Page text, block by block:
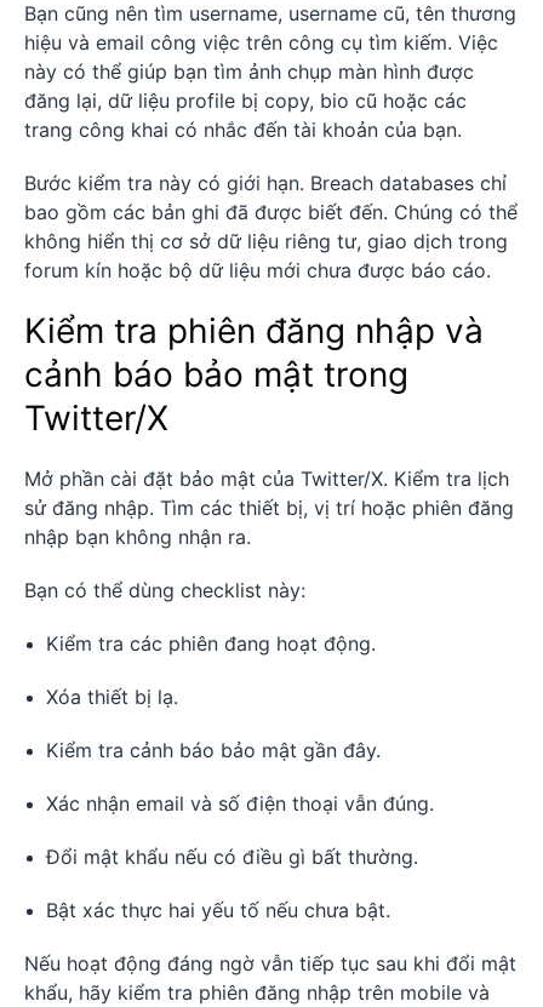
Bạn cũng nên tìm username, username cũ, tên thương
hiệu và email công việc trên công cụ tìm kiếm. Việc
này có thể giúp bạn tìm ảnh chụp màn hình được
đăng lại, dữ liệu profile bị copy, bio cũ hoặc các
trang công khai có nhắc đến tài khoản của bạn.
Bước kiểm tra này có giới hạn. Breach databases chỉ
bao gồm các bản ghi đã được biết đến. Chúng có thể
không hiển thị cơ sở dữ liệu riêng tư, giao dịch trong
forum kín hoặc bộ dữ liệu mới chưa được báo cáo.
Kiểm tra phiên đăng nhập và
cảnh báo bảo mật trong
Twitter/X
Mở phần cài đặt bảo mật của Twitter/X. Kiểm tra lịch
sử đăng nhập. Tìm các thiết bị, vị trí hoặc phiên đăng
nhập bạn không nhận ra.
Bạn có thể dùng checklist này:
Kiểm tra các phiên đang hoạt động.
Xóa thiết bị lạ.
Kiểm tra cảnh báo bảo mật gần đây.
Xác nhận email và số điện thoại vẫn đúng.
Đổi mật khẩu nếu có điều gì bất thường.
Bật xác thực hai yếu tố nếu chưa bật.
Nếu hoạt động đáng ngờ vẫn tiếp tục sau khi đổi mật
khẩu, hãy kiểm tra phiên đăng nhập trên mobile và